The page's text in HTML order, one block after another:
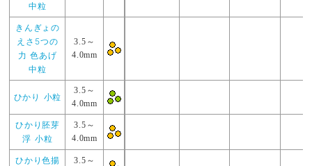
中粒
きんぎょの
えさ5つの
力 色あげ
中粒
3.5～
4.0mm
ひかり 小粒
3.5～
4.0mm
ひかり胚芽
浮 小粒
3.5～
4.0mm
ひかり色揚
3.5～